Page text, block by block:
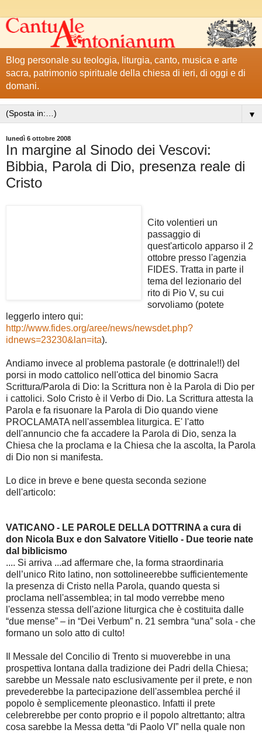
Blog personale su teologia, liturgia, canto, musica e arte
sacra, patrimonio spirituale della chiesa di ieri, di oggi e di
domani.
▼
lunedì 6 ottobre 2008
In margine al Sinodo dei Vescovi:
Bibbia, Parola di Dio, presenza reale di
Cristo
Cito volentieri un
passaggio di
quest'articolo apparso il 2
ottobre presso l'agenzia
FIDES. Tratta in parte il
tema del lezionario del
rito di Pio V, su cui
sorvoliamo (potete
leggerlo intero qui:
http://www.fides.org/aree/news/newsdet.php?
idnews=23230&lan=ita).
Andiamo invece al problema pastorale (e dottrinale!!) del
porsi in modo cattolico nell'ottica del binomio Sacra
Scrittura/Parola di Dio: la Scrittura non è la Parola di Dio per
i cattolici. Solo Cristo è il Verbo di Dio. La Scrittura attesta la
Parola e fa risuonare la Parola di Dio quando viene
PROCLAMATA nell'assemblea liturgica. E' l'atto
dell'annuncio che fa accadere la Parola di Dio, senza la
Chiesa che la proclama e la Chiesa che la ascolta, la Parola
di Dio non si manifesta.
Lo dice in breve e bene questa seconda sezione
dell'articolo:
VATICANO - LE PAROLE DELLA DOTTRINA a cura di
don Nicola Bux e don Salvatore Vitiello - Due teorie nate
dal biblicismo
.... Si arriva ...ad affermare che, la forma straordinaria
dell’unico Rito latino, non sottolineerebbe sufficientemente
la presenza di Cristo nella Parola, quando questa si
proclama nell'assemblea; in tal modo verrebbe meno
l'essenza stessa dell'azione liturgica che è costituita dalle
“due mense” – in “Dei Verbum” n. 21 sembra “una” sola - che
formano un solo atto di culto!
Il Messale del Concilio di Trento si muoverebbe in una
prospettiva lontana dalla tradizione dei Padri della Chiesa;
sarebbe un Messale nato esclusivamente per il prete, e non
prevederebbe la partecipazione dell'assemblea perché il
popolo è semplicemente pleonastico. Infatti il prete
celebrerebbe per conto proprio e il popolo altrettanto; altra
cosa sarebbe la Messa detta “di Paolo VI” nella quale non